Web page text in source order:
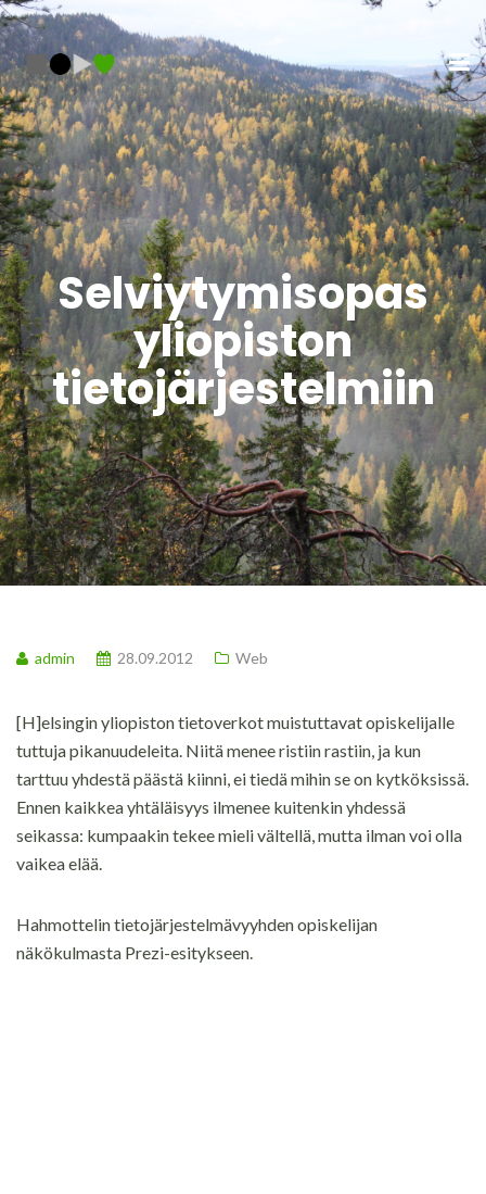
Selviytymisopas
yliopiston
tietojärjestelmiin
admin 28.09.2012 Web
[H]elsingin yliopiston tietoverkot muistuttavat opiskelijalle
tuttuja pikanuudeleita. Niitä menee ristiin rastiin, ja kun
tarttuu yhdestä päästä kiinni, ei tiedä mihin se on kytköksissä.
Ennen kaikkea yhtäläisyys ilmenee kuitenkin yhdessä
seikassa: kumpaakin tekee mieli vältellä, mutta ilman voi olla
vaikea elää.
Hahmottelin tietojärjestelmävyyhden opiskelijan
näkökulmasta Prezi-esitykseen.